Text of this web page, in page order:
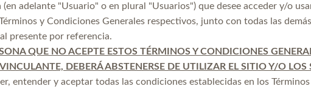
(en adelante "Usuario" o en plural "Usuarios") que desee acceder y/o
y Condiciones Generales respectivos, junto con todas las
presente por referencia.
QUE NO ACEPTE ESTOS TÉRMINOS Y CONDICIONES
DEBERÁ ABSTENERSE DE UTILIZAR EL SITIO Y/O LOS
entender y aceptar todas las condiciones establecidas en los